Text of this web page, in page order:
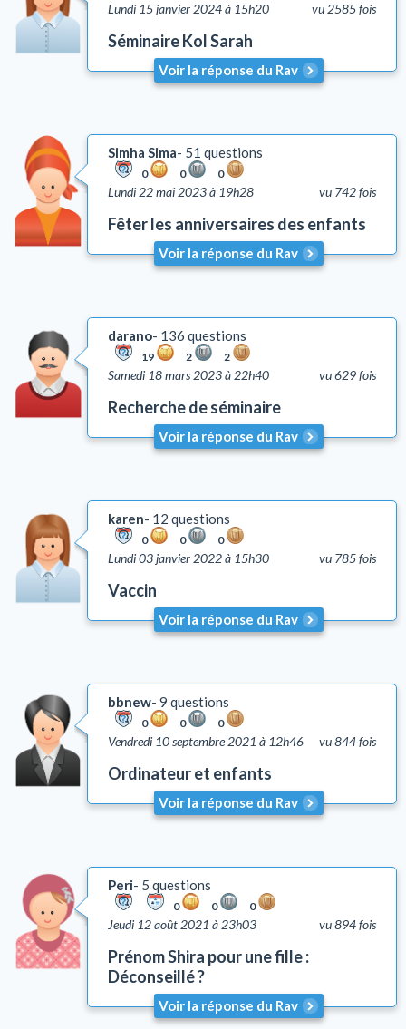
Comportement
Honorer ses parents (Kiboud Av Vaèm)
Tsniout (lois de pudeur)
Lachon Hara (médisance)
Questions liées aux problèmes d'argent
Coutumes
Autre
Lois et coutumes de la circoncision
vu 2585 fois
Lundi 15 janvier 2024 à 15h20
Séminaire Kol Sarah
Voir la réponse du Rav
Simha Sima 51 questions
0 0 0
vu 742 fois
Lundi 22 mai 2023 à 19h28
Fêter les anniversaires des enfants
Voir la réponse du Rav
darano 136 questions
19 2 2
vu 629 fois
Samedi 18 mars 2023 à 22h40
Recherche de séminaire
Voir la réponse du Rav
karen 12 questions
0 0 0
vu 785 fois
Lundi 03 janvier 2022 à 15h30
Vaccin
Voir la réponse du Rav
bbnew 9 questions
0 0 0
vu 844 fois
Vendredi 10 septembre 2021 à 12h46
Ordinateur et enfants
Voir la réponse du Rav
Peri 5 questions
0 0 0
vu 894 fois
Jeudi 12 août 2021 à 23h03
Prénom Shira pour une fille :
Déconseillé ?
Voir la réponse du Rav